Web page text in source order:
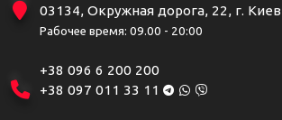
03134, Окружная дорога, 22, г. Киев
Рабочее время: 09.00 - 20:00
+38 096 6 200 200
+38 097 011 33 11